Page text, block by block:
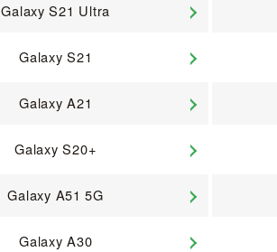
Galaxy S21 Ultra
Galaxy S21
Galaxy A21
Galaxy S20+
Galaxy A51 5G
Galaxy A30